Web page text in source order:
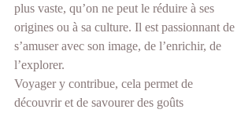
plus vaste, qu’on ne peut le réduire à ses
origines ou à sa culture. Il est passionnant de
s’amuser avec son image, de l’enrichir, de
l’explorer.
Voyager y contribue, cela permet de
découvrir et de savourer des goûts